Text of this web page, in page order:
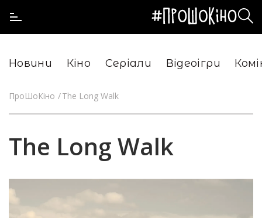
Новини Кіно Серіали Відеоігри
ПроШоКіно The Long Walk
The Long Walk